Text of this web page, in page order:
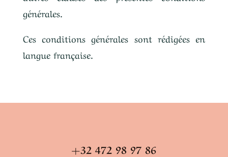
générales.
Ces conditions générales sont rédigées en
langue française.
+32 472 98 97 86